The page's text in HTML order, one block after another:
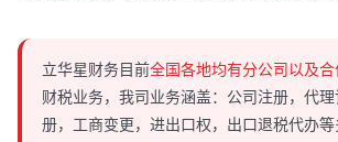
立华星财务目前全国各地均有分公司以及
财税业务，我司业务涵盖：公司注册，代
册，工商变更，进出口权，出口退税代办